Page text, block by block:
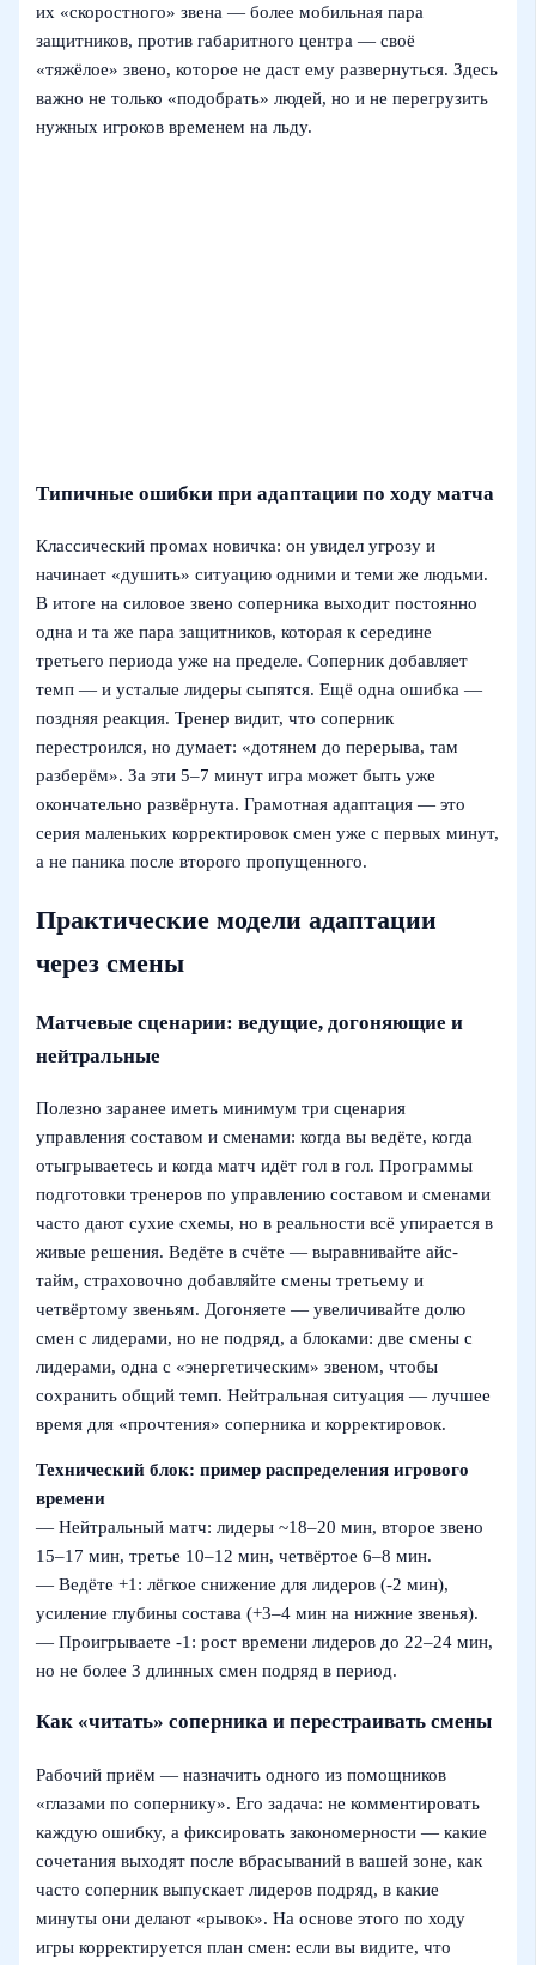
их «скоростного» звена — более мобильная пара
защитников, против габаритного центра — своё
«тяжёлое» звено, которое не даст ему развернуться. Здесь
важно не только «подобрать» людей, но и не перегрузить
нужных игроков временем на льду.
Типичные ошибки при адаптации по ходу матча
Классический промах новичка: он увидел угрозу и
начинает «душить» ситуацию одними и теми же людьми.
В итоге на силовое звено соперника выходит постоянно
одна и та же пара защитников, которая к середине
третьего периода уже на пределе. Соперник добавляет
темп — и усталые лидеры сыпятся. Ещё одна ошибка —
поздняя реакция. Тренер видит, что соперник
перестроился, но думает: «дотянем до перерыва, там
разберём». За эти 5–7 минут игра может быть уже
окончательно развёрнута. Грамотная адаптация — это
серия маленьких корректировок смен уже с первых минут,
а не паника после второго пропущенного.
Практические модели адаптации
через смены
Матчевые сценарии: ведущие, догоняющие и
нейтральные
Полезно заранее иметь минимум три сценария
управления составом и сменами: когда вы ведёте, когда
отыгрываетесь и когда матч идёт гол в гол. Программы
подготовки тренеров по управлению составом и сменами
часто дают сухие схемы, но в реальности всё упирается в
живые решения. Ведёте в счёте — выравнивайте айс-
тайм, страховочно добавляйте смены третьему и
четвёртому звеньям. Догоняете — увеличивайте долю
смен с лидерами, но не подряд, а блоками: две смены с
лидерами, одна с «энергетическим» звеном, чтобы
сохранить общий темп. Нейтральная ситуация — лучшее
время для «прочтения» соперника и корректировок.
Технический блок: пример распределения игрового
времени
— Нейтральный матч: лидеры ~18–20 мин, второе звено
15–17 мин, третье 10–12 мин, четвёртое 6–8 мин.
— Ведёте +1: лёгкое снижение для лидеров (-2 мин),
усиление глубины состава (+3–4 мин на нижние звенья).
— Проигрываете -1: рост времени лидеров до 22–24 мин,
но не более 3 длинных смен подряд в период.
Как «читать» соперника и перестраивать смены
Рабочий приём — назначить одного из помощников
«глазами по сопернику». Его задача: не комментировать
каждую ошибку, а фиксировать закономерности — какие
сочетания выходят после вбрасываний в вашей зоне, как
часто соперник выпускает лидеров подряд, в какие
минуты они делают «рывок». На основе этого по ходу
игры корректируется план смен: если вы видите, что